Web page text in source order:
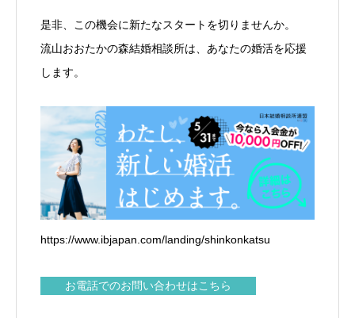
是非、この機会に新たなスタートを切りませんか。
流山おおたかの森結婚相談所は、あなたの婚活を応援
します。
https://www.ibjapan.com/landing/shinkonkatsu
お電話でのお問い合わせはこちら